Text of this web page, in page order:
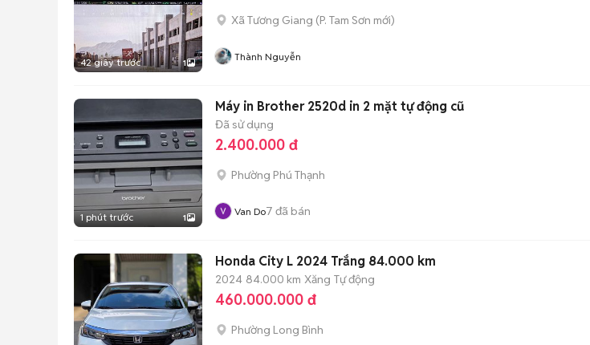
42 giây trước 1
Xã Tương Giang (P. Tam Sơn mới)
Thành Nguyễn
1 phút trước 1
Máy in Brother 2520d in 2 mặt tự động cũ
Đã sử dụng
2.400.000 đ
Phường Phú Thạnh
Van Do7 đã bán
Honda City L 2024 Trắng 84.000 km
2024 84.000 km Xăng Tự động
460.000.000 đ
Phường Long Bình